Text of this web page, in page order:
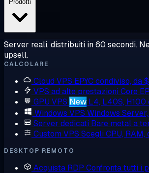
Server reali, distribuiti in 60 secondi.
upsell.
CALCOLARE
Cloud VPS EPYC condiviso, da
VPS ad alte prestazioni Core
GPU VPS New L4, L40S, H100
Windows VPS Windows
Server dedicati Bare metal a
Custom VPS Scegli CPU, RAM,
DESKTOP REMOTO
Acquista RDP Confronta tutti i